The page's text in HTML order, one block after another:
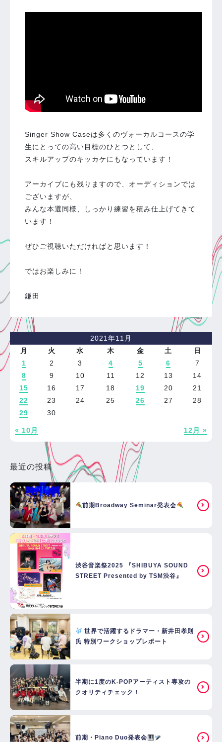
Singer Show Caseは多くのヴォーカルコースの学
生にとっての高い目標のひとつとして、
スキルアップのキッカケにもなっています！
アーカイブにも残りますので、オーディションでは
ございますが、
みんな本選同様、しっかり練習を積み仕上げてきて
います！
ぜひご視聴いただければと思います！
ではお楽しみに！
鎌田
2021年11月
月
火 水 木 金 土 日
« 10月 12月 »
1 2 3 4 5 6
7
8
9 10 11 12 13
14
15
16 17 18 19 20
21
22
23 24 25 26 27
28
29
30
最近の投稿
前期Broadway Seminar発表会
渋谷音楽祭2025 『SHIBUYA SOUND
STREET Presented by TSM渋谷』
世界で活躍するドラマー・新井田孝則
氏 特別ワークショップレポート
半期に1度のK-POPアーティスト専攻の
クオリティチェック！
前期・Piano Duo発表会